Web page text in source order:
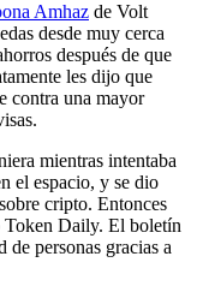
Amhaz de Volt
desde muy cerca
después de que
les dijo que
contra una mayor
mientras intentaba
el espacio, y se dio
cripto. Entonces
Daily. El boletín
de personas gracias a